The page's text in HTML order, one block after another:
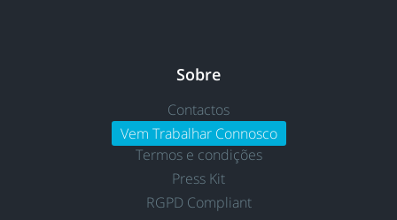
Sobre
Contactos
Vem Trabalhar Connosco
Termos e condições
Press Kit
RGPD Compliant